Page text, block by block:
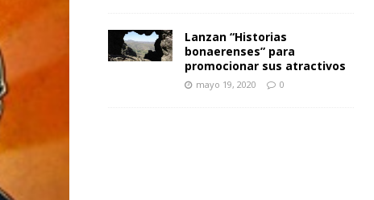
Lanzan “Historias
bonaerenses” para
promocionar sus atractivos
mayo 19, 2020 0